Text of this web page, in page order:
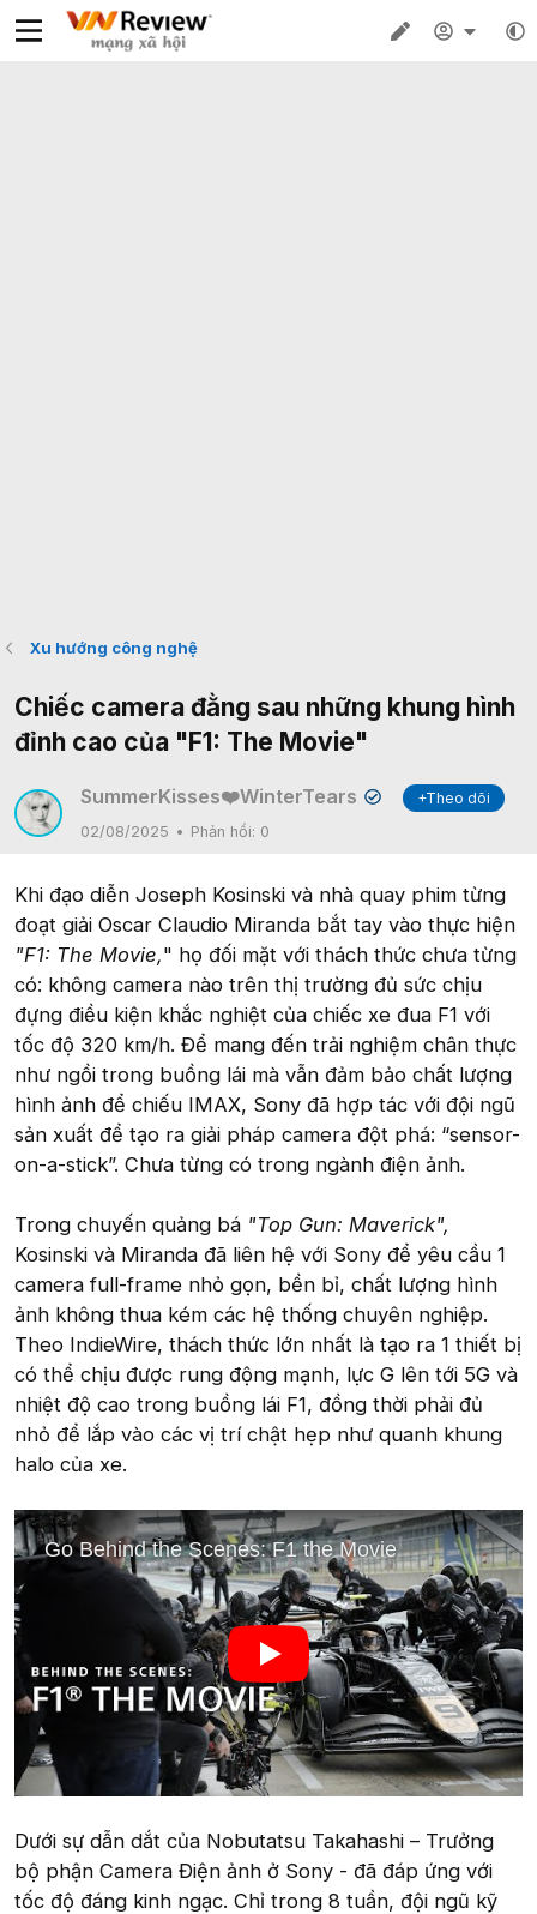
Xu hướng công nghệ
Chiếc camera đằng sau những khung hình
đỉnh cao của "F1: The Movie"
SummerKisses❤️WinterTears ✔
+Theo dõi
02/08/2025
Phản hồi: 0
Khi đạo diễn Joseph Kosinski và nhà quay phim từng
đoạt giải Oscar Claudio Miranda bắt tay vào thực hiện
"F1: The Movie," họ đối mặt với thách thức chưa từng
có: không camera nào trên thị trường đủ sức chịu
đựng điều kiện khắc nghiệt của chiếc xe đua F1 với
tốc độ 320 km/h. Để mang đến trải nghiệm chân thực
như ngồi trong buồng lái mà vẫn đảm bảo chất lượng
hình ảnh để chiếu IMAX, Sony đã hợp tác với đội ngũ
sản xuất để tạo ra giải pháp camera đột phá: “sensor-
on-a-stick”. Chưa từng có trong ngành điện ảnh.
Trong chuyến quảng bá "Top Gun: Maverick",
Kosinski và Miranda đã liên hệ với Sony để yêu cầu 1
camera full-frame nhỏ gọn, bền bỉ, chất lượng hình
ảnh không thua kém các hệ thống chuyên nghiệp.
Theo IndieWire, thách thức lớn nhất là tạo ra 1 thiết bị
có thể chịu được rung động mạnh, lực G lên tới 5G và
nhiệt độ cao trong buồng lái F1, đồng thời phải đủ
nhỏ để lắp vào các vị trí chật hẹp như quanh khung
halo của xe.
Dưới sự dẫn dắt của Nobutatsu Takahashi – Trưởng
bộ phận Camera Điện ảnh ở Sony - đã đáp ứng với
tốc độ đáng kinh ngạc. Chỉ trong 8 tuần, đội ngũ kỹ